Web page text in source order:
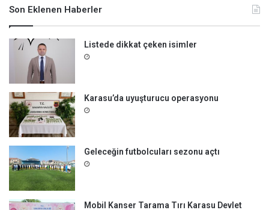
Son Eklenen Haberler
Listede dikkat çeken isimler
Karasu’da uyuşturucu operasyonu
Geleceğin futbolcuları sezonu açtı
Mobil Kanser Tarama Tırı Karasu Devlet